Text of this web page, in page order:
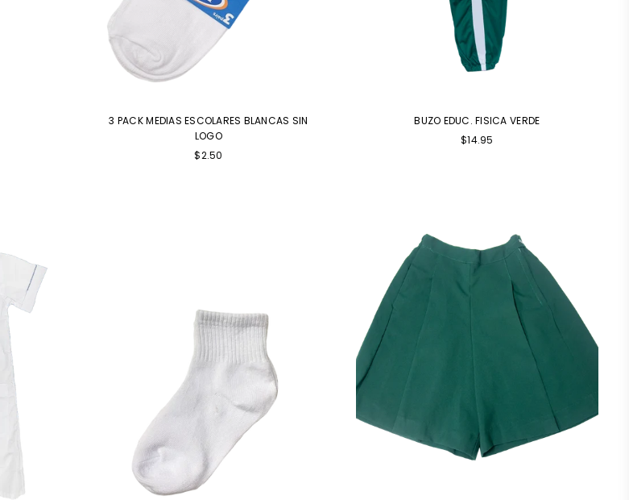
3 PACK MEDIAS ESCOLARES BLANCAS SIN
LOGO
Precio
$2.50
BUZO EDUC. FISICA VERDE
Precio
$14.95